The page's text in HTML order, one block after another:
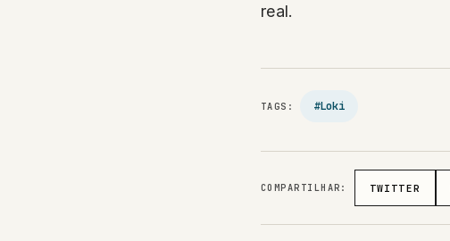
real.
TAGS: #Loki
COMPARTILHAR: TWITTER